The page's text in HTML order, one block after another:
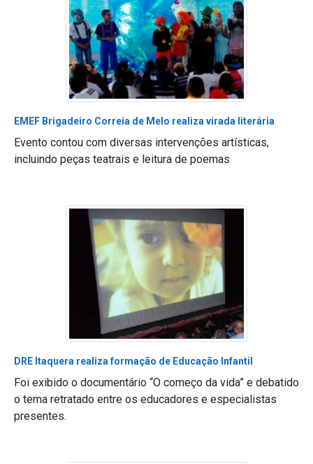
EMEF Brigadeiro Correia de Melo realiza virada literária
Evento contou com diversas intervenções artísticas,
incluindo peças teatrais e leitura de poemas
DRE Itaquera realiza formação de Educação Infantil
Foi exibido o documentário “O começo da vida” e debatido
o tema retratado entre os educadores e especialistas
presentes.